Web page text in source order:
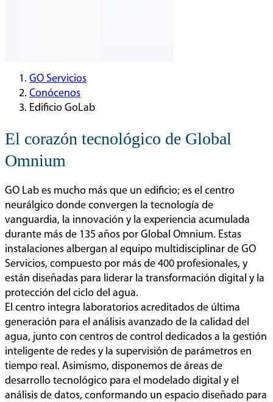
GO Servicios
Conócenos
Edificio GoLab
El corazón tecnológico de Global
Omnium
GO Lab es mucho más que un edificio; es el centro
neurálgico donde convergen la tecnología de
vanguardia, la innovación y la experiencia acumulada
durante más de 135 años por Global Omnium. Estas
instalaciones albergan al equipo multidisciplinar de GO
Servicios, compuesto por más de 400 profesionales, y
están diseñadas para liderar la transformación digital y la
protección del ciclo del agua.
El centro integra laboratorios acreditados de última
generación para el análisis avanzado de la calidad del
agua, junto con centros de control dedicados a la gestión
inteligente de redes y la supervisión de parámetros en
tiempo real. Asimismo, disponemos de áreas de
desarrollo tecnológico para el modelado digital y el
análisis de datos, conformando un espacio diseñado para
Laboratorio GO
lab